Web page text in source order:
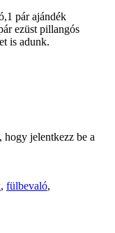
pár ajándék
ezüst pillangós
is adunk.
jelentkezz be a
, fülbevaló,